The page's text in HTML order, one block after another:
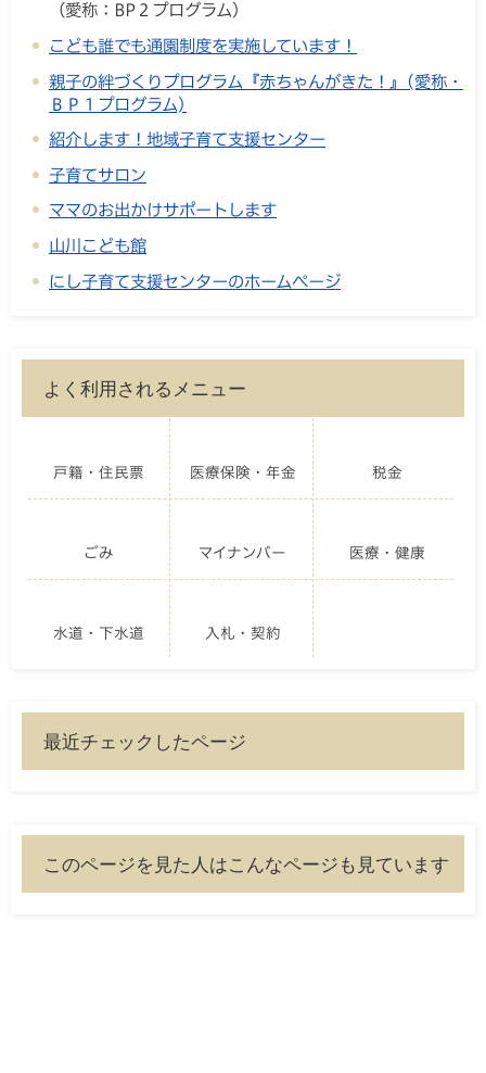
（愛称：BP２プログラム）
こども誰でも通園制度を実施しています！
親子の絆づくりプログラム『赤ちゃんがきた！』(愛称・
ＢＰ１プログラム)
紹介します！地域子育て支援センター
子育てサロン
ママのお出かけサポートします
山川こども館
にし子育て支援センターのホームページ
よく利用されるメニュー
戸籍・住民票 医療保険・年金 税金
ごみ マイナンバー 医療・健康
水道・下水道 入札・契約
最近チェックしたページ
このページを見た人はこんなページも見ています